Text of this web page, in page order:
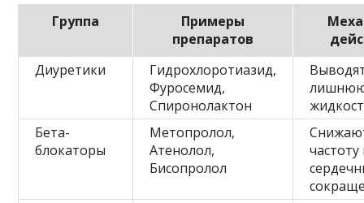
Группа
Примеры
препаратов
Диуретики
Гидрохлоротиазид,
Фуросемид,
Спиронолактон
Бета-
блокаторы
Метопролол,
Атенолол,
Бисопролол
частоту